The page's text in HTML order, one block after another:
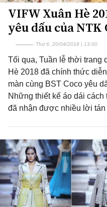
VIFW Xuân Hè
yêu dấu của
Thứ 6, 20/04/2018 | 13:00
Tối qua, Tuần lễ thời trang
Hè 2018 đã chính thức
màn cùng BST Coco yêu
Những thiết kế áo dái
đã nhận được nhiều lời